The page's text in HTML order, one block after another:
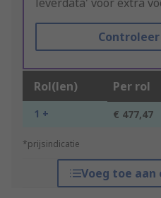
leverdata' voor extra
Rol(len) Per rol
1 + € 477,47
*prijsindicatie
Voeg toe